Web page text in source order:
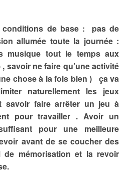
conditions de base : pas de
allumée toute la journée :
musique tout le temps aux
savoir ne faire qu’une activité
chose à la fois bien ) ça va
naturellement les jeux
savoir faire arrêter un jeu à
pour travailler . Avoir un
pour une meilleure
avant de se coucher des
mémorisation et la revoir